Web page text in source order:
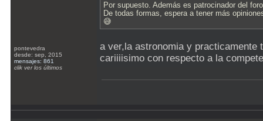
pontevedra
desde: sep, 2015
mensajes: 861
clik ver los últimos
Por supuesto. Además es patrocinador del
De todas formas, espera a tener más
😅
a ver,la astronomia y practicamente
cariiiisimo con respecto a la